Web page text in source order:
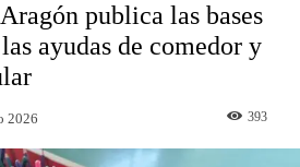
publica las bases
ayudas de comedor y
2026 393